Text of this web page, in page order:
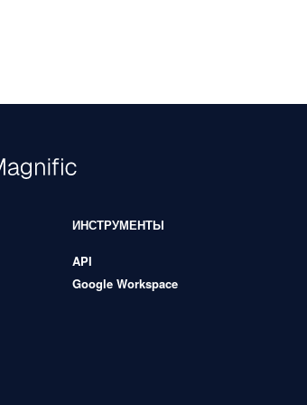
ИНСТРУМЕНТЫ
API
Google Workspace